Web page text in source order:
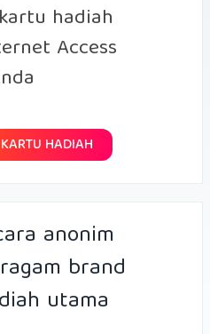
hadiah
Access
HADIAH
anonim
brand
utama